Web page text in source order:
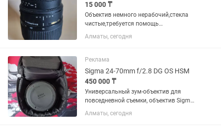
15 000 ₸
Объектив немного нерабочий,стекла
чистые,требуется помощь
мастера,снимать в принципе можно в
ручной фокусировке
Алматы, сегодня
Реклама
Sigma 24-70mm f/2.8 DG OS HSM
450 000 ₸
Универсальный зум-объектив для
повседневной съемки, объектив Sigma
24-70mm f/2.8 DG OS HSM с креплением
Canon EF охватывает полезный
Алматы, сегодня